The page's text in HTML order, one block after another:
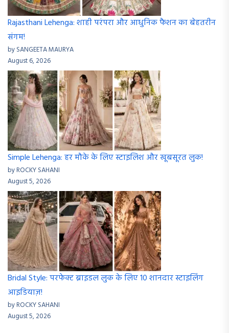
Rajasthani Lehenga: शाही परंपरा और आधुनिक फैशन का बेहतरीन
संगम!
by SANGEETA MAURYA
August 6, 2026
Simple Lehenga: हर मौके के लिए स्टाइलिश और खूबसूरत लुक!
by ROCKY SAHANI
August 5, 2026
Bridal Style: परफेक्ट ब्राइडल लुक के लिए 10 शानदार स्टाइलिंग
आइडियाज़!
by ROCKY SAHANI
August 5, 2026